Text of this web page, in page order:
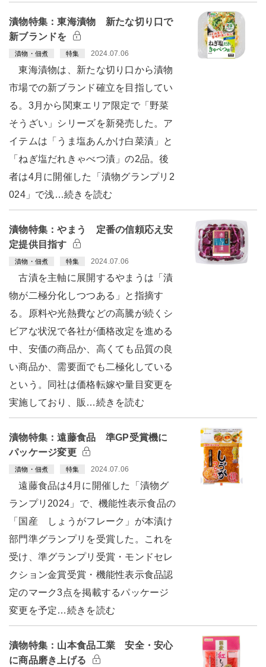
漬物特集：東海漬物 新たな切り口で
新ブランドを
漬物・佃煮 特集 2024.07.06
東海漬物は、新たな切り口から漬物
市場での新ブランド確立を目指してい
る。3月から関東エリア限定で「野菜
そうざい」シリーズを新発売した。ア
イテムは「うま塩あんかけ白菜漬」と
「ねぎ塩だれきゃべつ漬」の2品。後
者は4月に開催した「漬物グランプリ2
024」で浅…続きを読む
漬物特集：やまう 定番の信頼応え安
定提供目指す
漬物・佃煮 特集 2024.07.06
古漬を主軸に展開するやまうは「漬
物が二極分化しつつある」と指摘す
る。原料や光熱費などの高騰が続くシ
ビアな状況で各社が価格改定を進める
中、安価の商品か、高くても品質の良
い商品か、需要面でも二極化している
という。同社は価格転嫁や量目変更を
実施しており、販…続きを読む
漬物特集：遠藤食品 準GP受賞機に
パッケージ変更
漬物・佃煮 特集 2024.07.06
遠藤食品は4月に開催した「漬物グ
ランプリ2024」で、機能性表示食品の
「国産 しょうがフレーク」が本漬け
部門準グランプリを受賞した。これを
受け、準グランプリ受賞・モンドセレ
クション金賞受賞・機能性表示食品認
定のマーク3点を掲載するパッケージ
変更を予定…続きを読む
漬物特集：山本食品工業 安全・安心
に商品磨き上げる